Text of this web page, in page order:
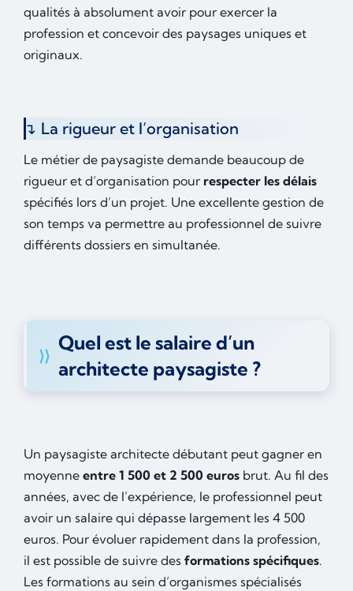
qualités à absolument avoir pour exercer la
profession et concevoir des paysages uniques et
originaux.
La rigueur et l’organisation
Le métier de paysagiste demande beaucoup de
rigueur et d’organisation pour respecter les délais
spécifiés lors d’un projet. Une excellente gestion de
son temps va permettre au professionnel de suivre
différents dossiers en simultanée.
Quel est le salaire d’un
architecte paysagiste ?
Un paysagiste architecte débutant peut gagner en
moyenne entre 1 500 et 2 500 euros brut. Au fil des
années, avec de l’expérience, le professionnel peut
avoir un salaire qui dépasse largement les 4 500
euros. Pour évoluer rapidement dans la profession,
il est possible de suivre des formations spécifiques.
Les formations au sein d’organismes spécialisés